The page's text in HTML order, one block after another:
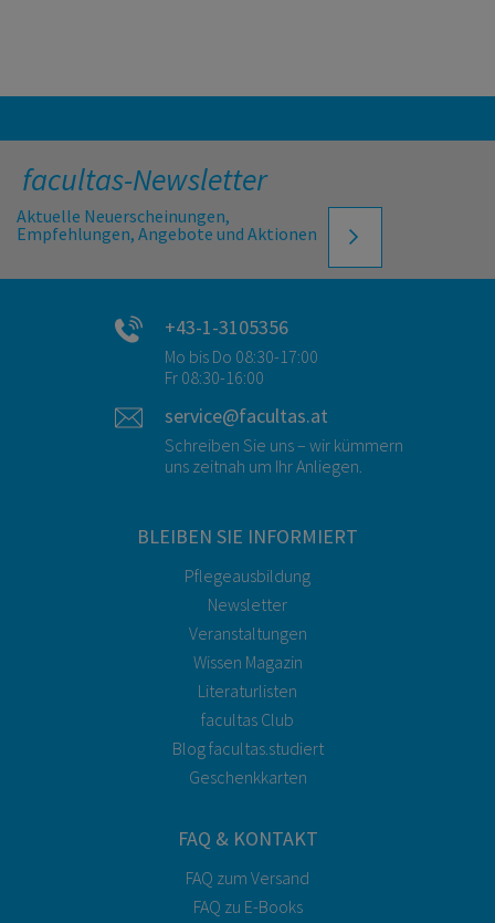
facultas-Newsletter
Aktuelle Neuerscheinungen,
Empfehlungen, Angebote und Aktionen
+43-1-3105356
Mo bis Do 08:30-17:00
Fr 08:30-16:00
service@facultas.at
Schreiben Sie uns – wir kümmern
uns zeitnah um Ihr Anliegen.
BLEIBEN SIE INFORMIERT
Pflegeausbildung
Newsletter
Veranstaltungen
Wissen Magazin
Literaturlisten
facultas Club
Blog facultas.studiert
Geschenkkarten
FAQ & KONTAKT
FAQ zum Versand
FAQ zu E-Books